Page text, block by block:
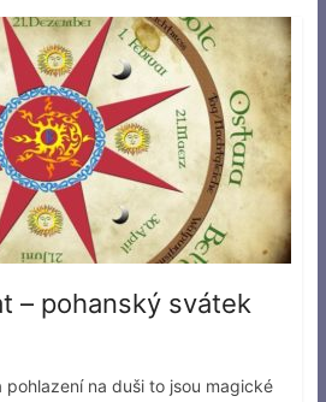
– pohanský svátek
pohlazení na duši to jsou magické